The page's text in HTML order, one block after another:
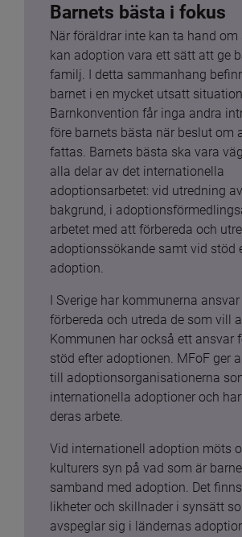
Barnets bästa i fokus
När föräldrar inte kan ta hand om
kan adoption vara ett sätt att ge
familj. I detta sammanhang
barnet i en mycket utsatt
Barnkonvention får inga andra
före barnets bästa när beslut om
fattas. Barnets bästa ska vara
alla delar av det internationella
adoptionsarbetet: vid utredning
bakgrund, i
arbetet med att förbereda och
adoptionssökande samt vid stöd
adoption.
I Sverige har kommunerna
förbereda och utreda de som vill
Kommunen har också ett ansvar
stöd efter adoptionen. MFoF ger
till adoptionsorganisationerna
internationella adoptioner och
deras arbete.
Vid internationell adoption möts
kulturers syn på vad som är
samband med adoption. Det
likheter och skillnader i synsätt
avspeglar sig i ländernas